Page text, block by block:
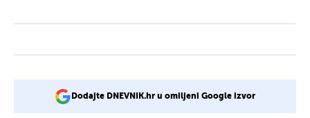
Dodajte DNEVNIK.hr u omiljeni Google izvor